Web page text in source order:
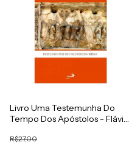
Livro Uma Testemunha Do
Tempo Dos Apóstolos - Flávio
R$27,00